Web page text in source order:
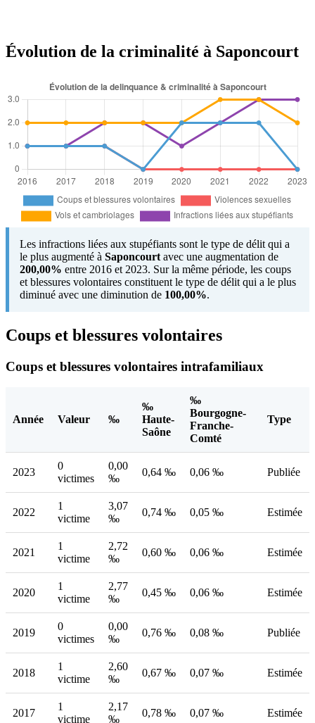
Évolution de la criminalité à Saponcourt
Les infractions liées aux stupéfiants sont le type de délit qui a
le plus augmenté à Saponcourt avec une augmentation de
200,00% entre 2016 et 2023. Sur la même période, les coups
et blessures volontaires constituent le type de délit qui a le plus
diminué avec une diminution de 100,00%.
Coups et blessures volontaires
Coups et blessures volontaires intrafamiliaux
Année Valeur ‰
‰
Haute-
Saône
‰
Bourgogne-
Franche-
Comté
Type
2023
0
victimes
0,00
‰
0,64 ‰ 0,06 ‰ Publiée
2022
1
victime
3,07
‰
0,74 ‰ 0,05 ‰ Estimée
2021
1
victime
2,72
‰
0,60 ‰ 0,06 ‰ Estimée
2020
1
victime
2,77
‰
0,45 ‰ 0,06 ‰ Estimée
2019
0
victimes
0,00
‰
0,76 ‰ 0,08 ‰ Publiée
2018
1
victime
2,60
‰
0,67 ‰ 0,07 ‰ Estimée
2017
1
victime
2,17
‰
0,78 ‰ 0,07 ‰ Estimée